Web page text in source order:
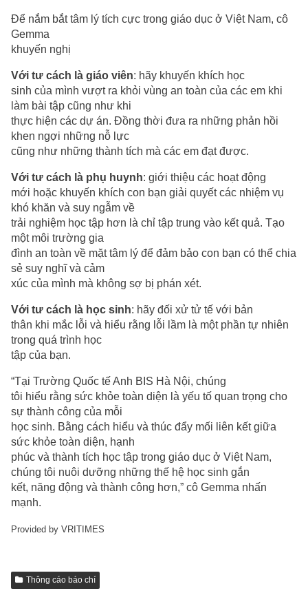
Để nắm bắt tâm lý tích cực trong giáo dục ở Việt Nam, cô
Gemma
khuyến nghị
Với tư cách là giáo viên: hãy khuyến khích học
sinh của mình vượt ra khỏi vùng an toàn của các em khi
làm bài tập cũng như khi
thực hiện các dự án. Đồng thời đưa ra những phản hồi
khen ngợi những nỗ lực
cũng như những thành tích mà các em đạt được.
Với tư cách là phụ huynh: giới thiệu các hoạt động
mới hoặc khuyến khích con bạn giải quyết các nhiệm vụ
khó khăn và suy ngẫm về
trải nghiệm học tập hơn là chỉ tập trung vào kết quả. Tạo
một môi trường gia
đình an toàn về mặt tâm lý để đảm bảo con bạn có thể chia
sẻ suy nghĩ và cảm
xúc của mình mà không sợ bị phán xét.
Với tư cách là học sinh: hãy đối xử tử tế với bản
thân khi mắc lỗi và hiểu rằng lỗi lầm là một phần tự nhiên
trong quá trình học
tập của bạn.
“Tại Trường Quốc tế Anh BIS Hà Nội, chúng
tôi hiểu rằng sức khỏe toàn diện là yếu tố quan trọng cho
sự thành công của mỗi
học sinh. Bằng cách hiểu và thúc đẩy mối liên kết giữa
sức khỏe toàn diện, hạnh
phúc và thành tích học tập trong giáo dục ở Việt Nam,
chúng tôi nuôi dưỡng những thế hệ học sinh gắn
kết, năng động và thành công hơn,” cô Gemma nhấn
mạnh.
Provided by VRITIMES
Thông cáo báo chí